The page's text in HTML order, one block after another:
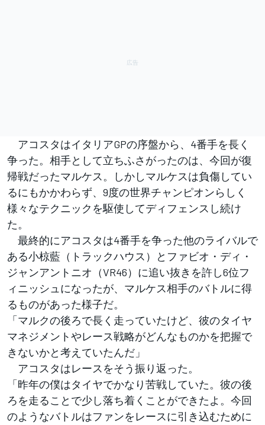
アコスタはイタリアGPの序盤から、4番手を長く
争った。相手として立ちふさがったのは、今回が復
帰戦だったマルケス。しかしマルケスは負傷してい
るにもかかわらず、9度の世界チャンピオンらしく
様々なテクニックを駆使してディフェンスし続け
た。
最終的にアコスタは4番手を争った他のライバルで
ある小椋藍（トラックハウス）とファビオ・ディ・
ジャンアントニオ（VR46）に追い抜きを許し6位フ
ィニッシュになったが、マルケス相手のバトルに得
るものがあった様子だ。
「マルクの後ろで長く走っていたけど、彼のタイヤ
マネジメントやレース戦略がどんなものかを把握で
きないかと考えていたんだ」
アコスタはレースをそう振り返った。
「昨年の僕はタイヤでかなり苦戦していた。彼の後
ろを走ることで少し落ち着くことができたよ。今回
のようなバトルはファンをレースに引き込むために